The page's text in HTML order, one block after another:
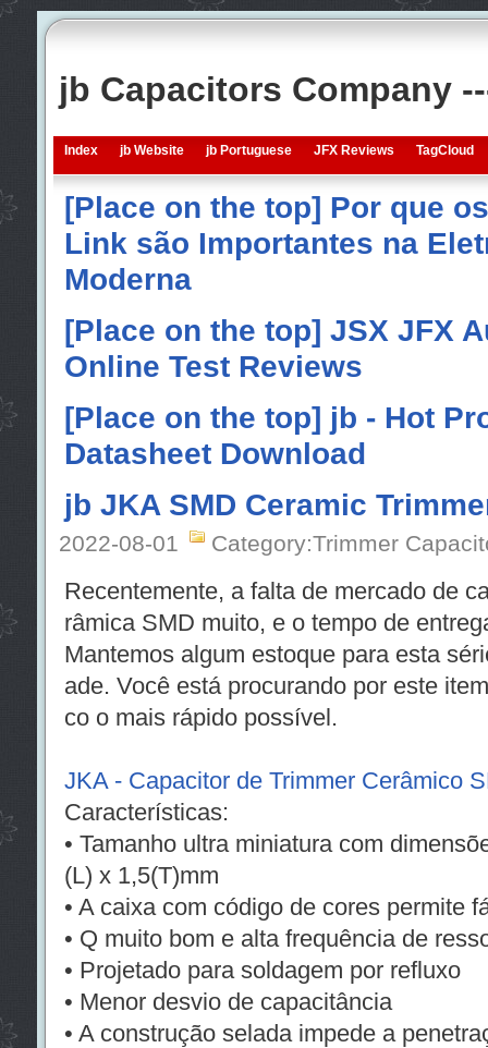
jb Capacitors Company
Index jb Website jb Portuguese JFX Reviews TagCloud
[Place on the top] Por que
Link são Importantes na
Moderna
[Place on the top] JSX JFX
Online Test Reviews
[Place on the top] jb - Hot
Datasheet Download
jb JKA SMD Ceramic
2022-08-01 Category:Trimmer
Recentemente, a falta de mercado de
râmica SMD muito, e o tempo de
Mantemos algum estoque para esta
ade. Você está procurando por este
co o mais rápido possível.
JKA - Capacitor de Trimmer Cerâmico
Características:
• Tamanho ultra miniatura com
(L) x 1,5(T)mm
• A caixa com código de cores permite
• Q muito bom e alta frequência de
• Projetado para soldagem por refluxo
• Menor desvio de capacitância
• A construção selada impede a